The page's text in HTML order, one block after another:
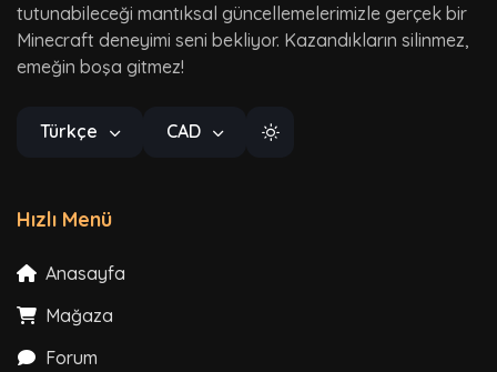
tutunabileceği mantıksal güncellemelerimizle gerçek bir
Minecraft deneyimi seni bekliyor. Kazandıkların silinmez,
emeğin boşa gitmez!
Türkçe CAD
Hızlı Menü
Anasayfa
Mağaza
Forum